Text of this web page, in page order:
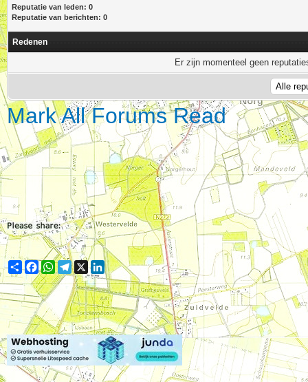
Reputatie van leden: 0
Reputatie van berichten: 0
Redenen
Er zijn momenteel geen
Mark All Forums Read
ShareFacebook
WhatsApp
Telegram
X LinkedIn